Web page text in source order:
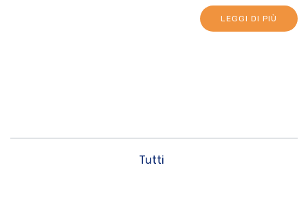
LEGGI DI PIÙ
Tutti